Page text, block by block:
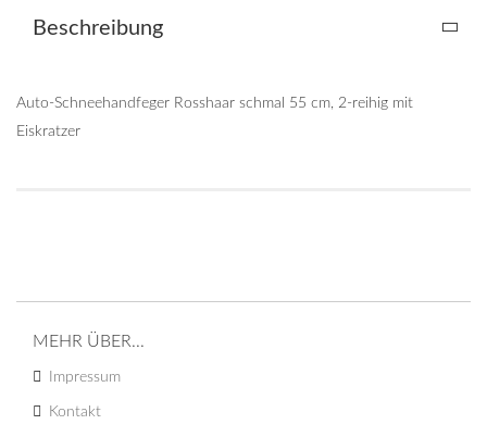
Beschreibung
Auto-Schneehandfeger Rosshaar schmal 55 cm, 2-reihig mit
Eiskratzer
MEHR ÜBER...
Impressum
Kontakt